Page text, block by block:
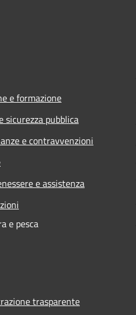
e formazione
sicurezza pubblica
e contravvenzioni
e assistenza
e pesca
trasparente